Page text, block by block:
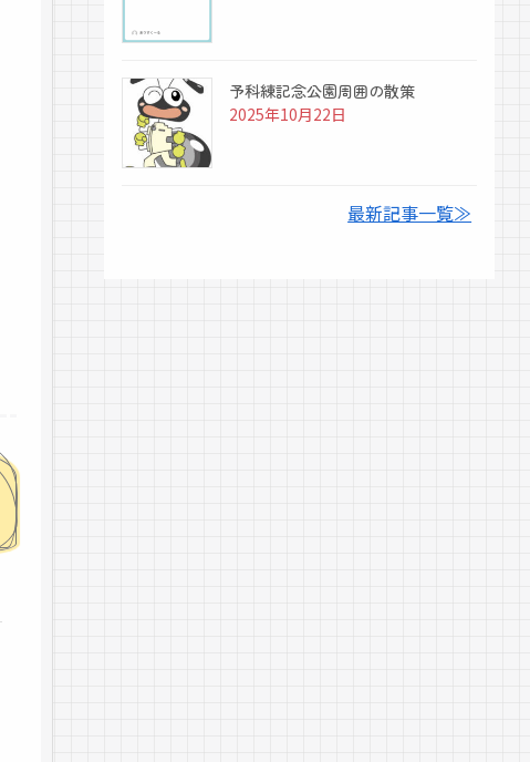
予科練記念公園周囲の散策
2025年10月22日
最新記事一覧≫